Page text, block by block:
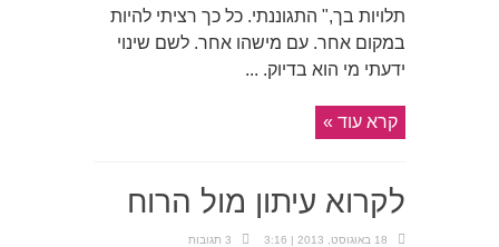
תלויות בך," התגוננתי. כל כך רציתי להיות
במקום אחר. עם מישהו אחר. לשם שינוי
ידעתי מי הוא בדיוק. ...
קרא עוד »
לקרוא עיתון מול הרוח
18 באוגוסט, 2013 | 3:16 3 תגובות